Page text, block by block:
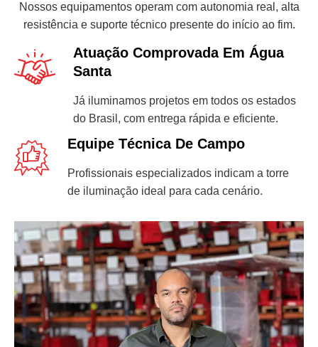
Nossos equipamentos operam com autonomia real, alta
resistência e suporte técnico presente do início ao fim.
Atuação Comprovada Em Água
Santa
Já iluminamos projetos em todos os estados
do Brasil, com entrega rápida e eficiente.
Equipe Técnica De Campo
Profissionais especializados indicam a torre
de iluminação ideal para cada cenário.